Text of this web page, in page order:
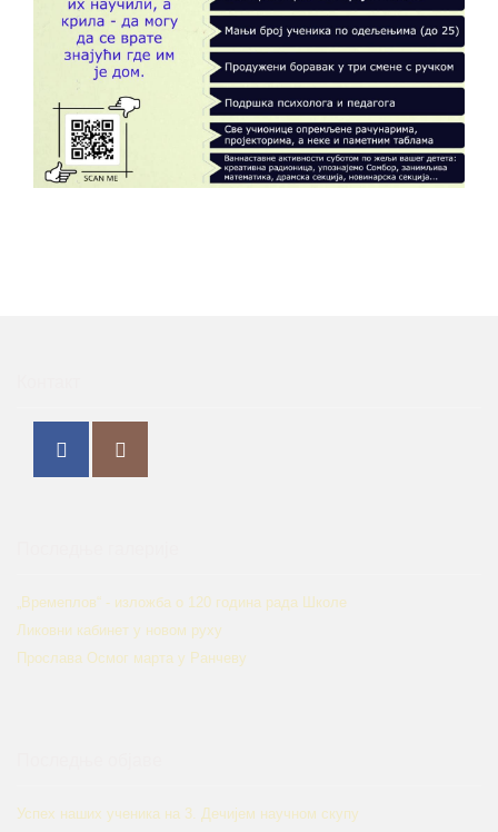
„Времеплов“ - изложба о 120 година рада Школе
Ликовни кабинет у новом руху
Прослава Осмог марта у Ранчеву
Успех наших ученика на 3. Дечијем научном скупу